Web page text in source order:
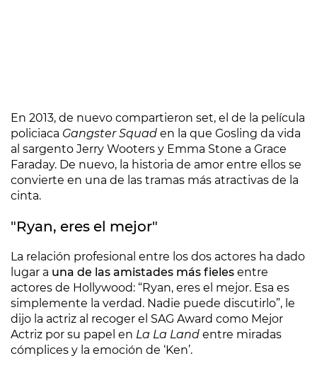
En 2013, de nuevo compartieron set, el de la película
policiaca Gangster Squad en la que Gosling da vida
al sargento Jerry Wooters y Emma Stone a Grace
Faraday. De nuevo, la historia de amor entre ellos se
convierte en una de las tramas más atractivas de la
cinta.
"Ryan, eres el mejor"
La relación profesional entre los dos actores ha dado
lugar a una de las amistades más fieles entre
actores de Hollywood: “Ryan, eres el mejor. Esa es
simplemente la verdad. Nadie puede discutirlo”, le
dijo la actriz al recoger el SAG Award como Mejor
Actriz por su papel en La La Land entre miradas
cómplices y la emoción de ‘Ken’.